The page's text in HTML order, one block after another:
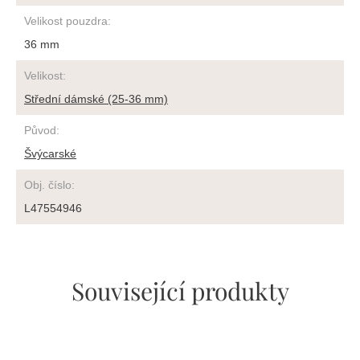
Související produkty
Velikost pouzdra:
36 mm
Velikost:
Střední dámské (25-36 mm)
Původ:
Švýcarské
Obj. číslo:
L47554946